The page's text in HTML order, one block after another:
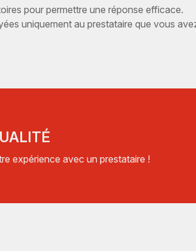
pour permettre une réponse efficace.
uniquement au prestataire que vous
expérience avec un prestataire !